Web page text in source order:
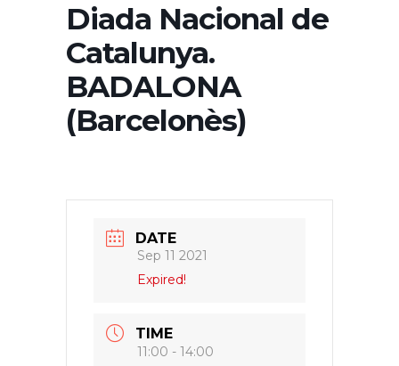
Diada Nacional de
Catalunya.
BADALONA
(Barcelonès)
DATE
Sep 11 2021
Expired!
TIME
11:00 - 14:00